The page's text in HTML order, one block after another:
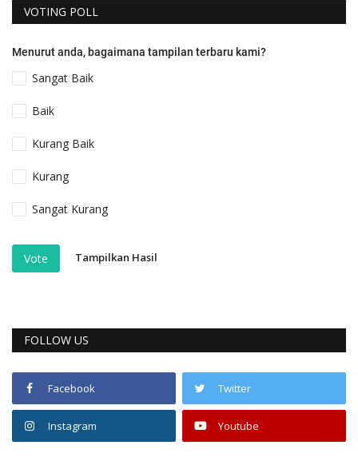
VOTING POLL
Menurut anda, bagaimana tampilan terbaru kami?
Sangat Baik
Baik
Kurang Baik
Kurang
Sangat Kurang
Vote Tampilkan Hasil
FOLLOW US
Facebook Twitter
Instagram Youtube